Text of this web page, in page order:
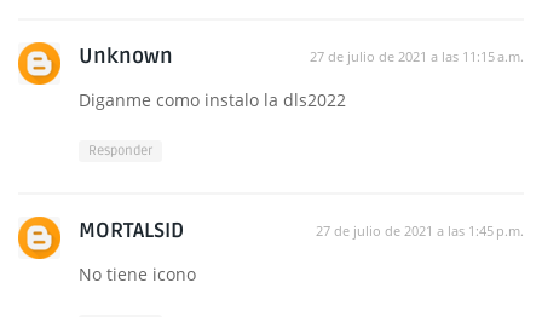
Unknown 27 de julio de 2021 a las 11:15 a.m.
Diganme como instalo la dls2022
Responder
MORTALSID 27 de julio de 2021 a las 1:45 p.m.
No tiene icono